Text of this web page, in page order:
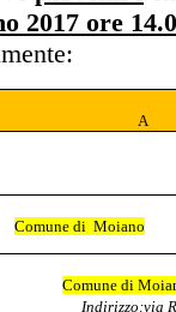
2017 ore
A
Comune di Moiano
Comune di
Indirizzo:via